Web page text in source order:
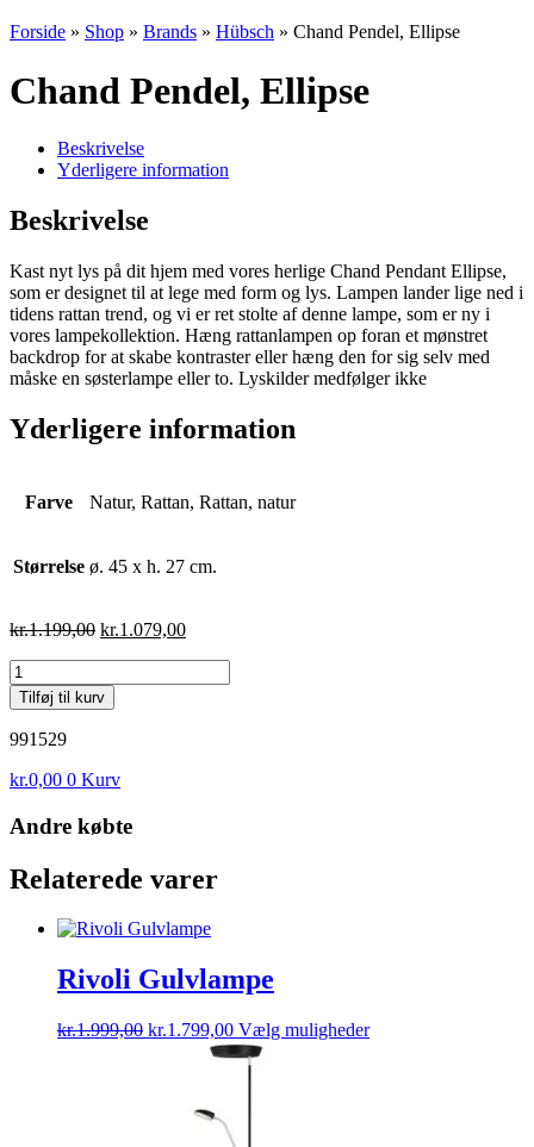
Forside » Shop » Brands » Hübsch » Chand Pendel, Ellipse
Chand Pendel, Ellipse
Beskrivelse
Yderligere information
Beskrivelse
Kast nyt lys på dit hjem med vores herlige Chand Pendant Ellipse,
som er designet til at lege med form og lys. Lampen lander lige ned i
tidens rattan trend, og vi er ret stolte af denne lampe, som er ny i
vores lampekollektion. Hæng rattanlampen op foran et mønstret
backdrop for at skabe kontraster eller hæng den for sig selv med
måske en søsterlampe eller to. Lyskilder medfølger ikke
Yderligere information
Farve Natur, Rattan, Rattan, natur
Størrelse ø. 45 x h. 27 cm.
kr.1.199,00 Den
var:
kr.1.199,00.
kr.1.079,00Den
Chand
Pendel,
Ellipse
antal
Tilføj til kurv
991529
kr.0,00 0 Kurv
Andre købte
Relaterede varer
Rivoli Gulvlampe
kr.1.999,00 Den
oprindelige
kr.1.999,00.
kr.1.799,00Den
aktuelle
pris
Vælg mulighederDette